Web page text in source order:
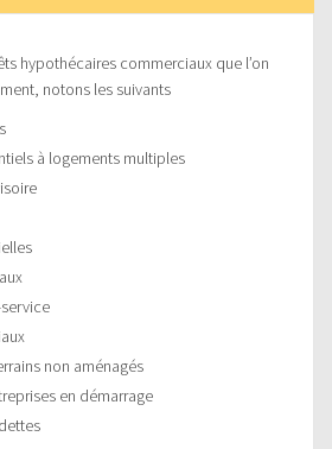
hypothécaires commerciaux que l’on
notons les suivants
à logements multiples
non aménagés
en démarrage